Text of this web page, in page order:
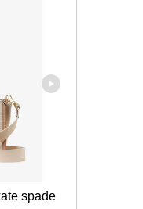
spade